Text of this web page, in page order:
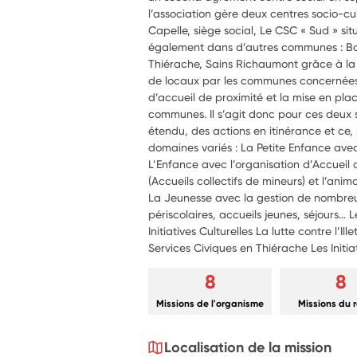
l’association gère deux centres socio-
Capelle, siège social, Le CSC « Sud »
également dans d’autres communes :
Thiérache, Sains Richaumont grâce à
de locaux par les communes
d’accueil de proximité et la mise en
communes. Il s’agit donc pour ces
étendu, des actions en itinérance et
domaines variés : La Petite Enfance
L’Enfance avec l’organisation
(Accueils collectifs de mineurs) et
La Jeunesse avec la gestion de
périscolaires, accueils jeunes, séjours…
Initiatives Culturelles La lutte contre
Services Civiques en Thiérache Les
8
Missions de l'organisme
8
Missions du
Localisation de la mission